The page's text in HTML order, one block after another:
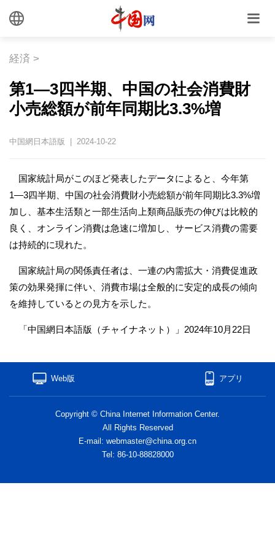
経済 >
第1―3四半期、中国の社会消費財
小売総額が前年同期比3.3%増
中国網日本語版 | 2024-10-22
国家統計局がこのほど発表したデータによると、今年第
1―3四半期、中国の社会消費財小売総額が前年同期比3.3%増
加し、基本生活類と一部生活向上類商品販売の伸びは比較的
良く、オンライン消費は急速に増加し、サービス消費の需要
は持続的に現れた。
国家統計局の関係責任者は、一連の内需拡大・消費促進政
策の効果発揮に伴い、消費市場は全般的に安定的成長の傾向
を維持しているとの見方を示した。
「中国網日本語版（チャイナネット）」2024年10月22日
Web版 アプリ
Copyright © China Internet Information Center.
All Rights Reserved
E-mail: webmaster@china.org.cn
Tel: 86-10-88828000